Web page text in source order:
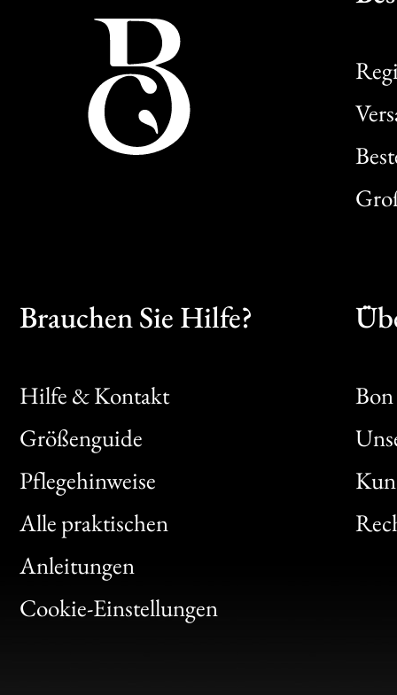
Brauchen Sie Hilfe?
Hilfe & Kontakt
Größenguide
Pflegehinweise
Alle praktischen
Anleitungen
Cookie-Einstellungen
Bon
Clic